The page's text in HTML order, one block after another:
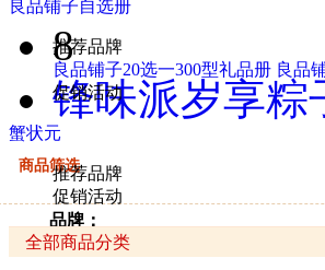
良品铺子自选册
推荐品牌
良品铺子20选一300型礼品册 良品
促销活动
蟹状元
推荐品牌
促销活动
全部商品分类
8
锋味派岁享粽
商品筛选
品牌：
全部